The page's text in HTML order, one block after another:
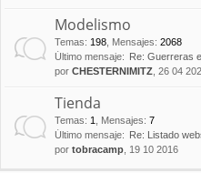
Modelismo
Temas: 198 Mensajes: 2068
Último mensaje:
Re: Guerreras
por CHESTERNIMITZ , 26 04
Tienda
Temas: 1 Mensajes: 7
Último mensaje:
Re: Listado
por tobracamp , 19 10 2016